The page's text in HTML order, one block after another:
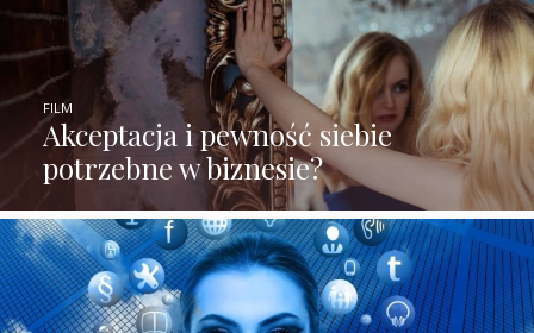
Akceptacja i pewność siebie
potrzebne w biznesie?
FILM